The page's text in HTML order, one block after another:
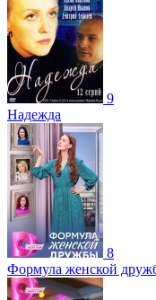
9
Надежда
8
Формула женской